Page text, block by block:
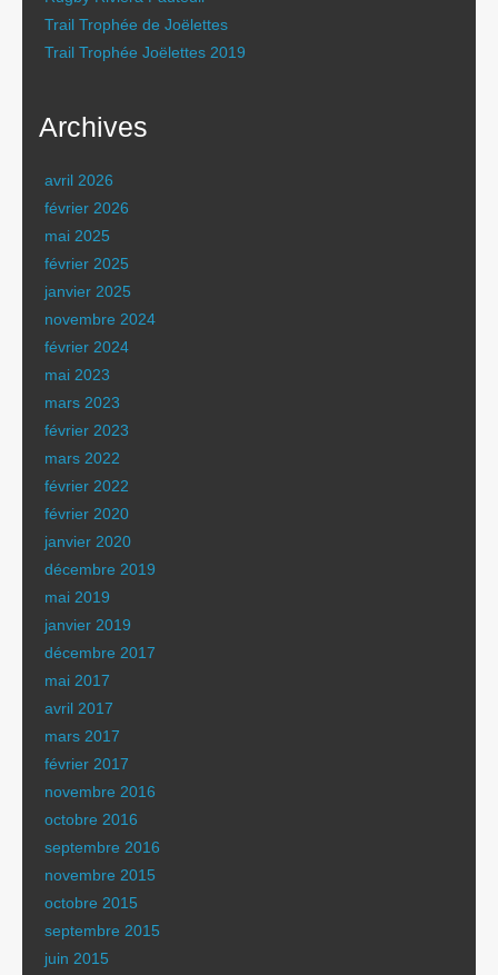
Trail Trophée de Joëlettes
Trail Trophée Joëlettes 2019
Archives
avril 2026
février 2026
mai 2025
février 2025
janvier 2025
novembre 2024
février 2024
mai 2023
mars 2023
février 2023
mars 2022
février 2022
février 2020
janvier 2020
décembre 2019
mai 2019
janvier 2019
décembre 2017
mai 2017
avril 2017
mars 2017
février 2017
novembre 2016
octobre 2016
septembre 2016
novembre 2015
octobre 2015
septembre 2015
juin 2015